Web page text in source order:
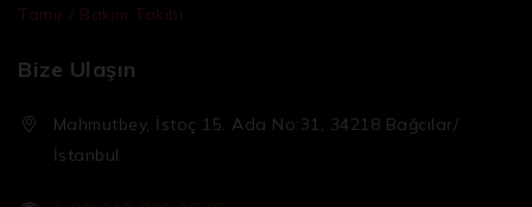
Tamir / Bakım Takibi
Bize Ulaşın
Mahmutbey, İstoç 15. Ada No:31, 34218 Bağcılar/
İstanbul